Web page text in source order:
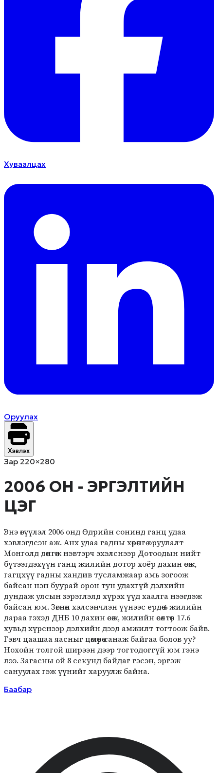
Хуваалцах
Оруулах
Хэвлэх
Зар 220×280
2006 ОН - ЭРГЭЛТИЙН
ЦЭГ
Энэ өгүүлэл 2006 онд Өдрийн сонинд ганц удаа
хэвлэгдсэн аж. Анх удаа гадны хөрөнгө оруулалт
Монголд дөнгөж нэвтэрч эхэлснээр Дотоодын нийт
бүтээгдэхүүн ганц жилийн дотор хоёр дахин өсөж,
гагцхүү гадны хандив тусламжаар амь зогоож
байсан нэн буурай орон тун удахгүй дэлхийн
дундаж улсын зэрэглэлд хүрэх үүд хаалга нээгдэж
байсан юм. Зөгнөн хэлсэнчлэн үүнээс ердөө 6 жилийн
дараа гэхэд ДНБ 10 дахин өсөж, жилийн өсөлтөөр 17.6
хувьд хүрснээр дэлхийн дээд амжилт тогтоож байв.
Гэвч цаашаа яасныг цөмөөрөө санаж байгаа болов уу?
Нохойн толгой ширээн дээр тогтодоггүй юм гэнэ
лээ. Загасны ой 8 секунд байдаг гэсэн, эргэж
сануулах гэж үүнийг харуулж байна.
Баабар